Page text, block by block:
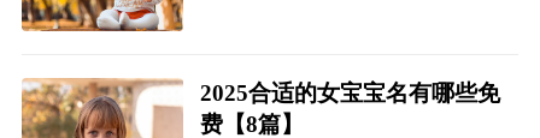
2025合适的女宝宝名有哪些免
费【8篇】